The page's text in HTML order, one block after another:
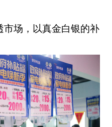
市场，以真金白银的补